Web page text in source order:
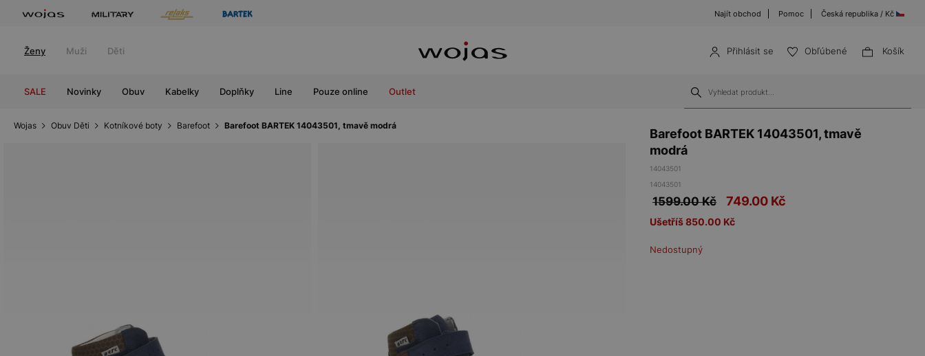
Najít obchod Pomoc Česká republika / Kč
Ženy Muži Děti Přihlásit se Obľúbené Košík
SALE Novinky Obuv Kabelky Doplňky Line Pouze online Outlet
Wojas Obuv Děti Kotníkové boty Barefoot Barefoot BARTEK 14043501, tmavě modrá
Barefoot BARTEK 14043501, tmavě
modrá
14043501
14043501
1599.00 Kč 749.00 Kč
Ušetříš 850.00 Kč
Nedostupný